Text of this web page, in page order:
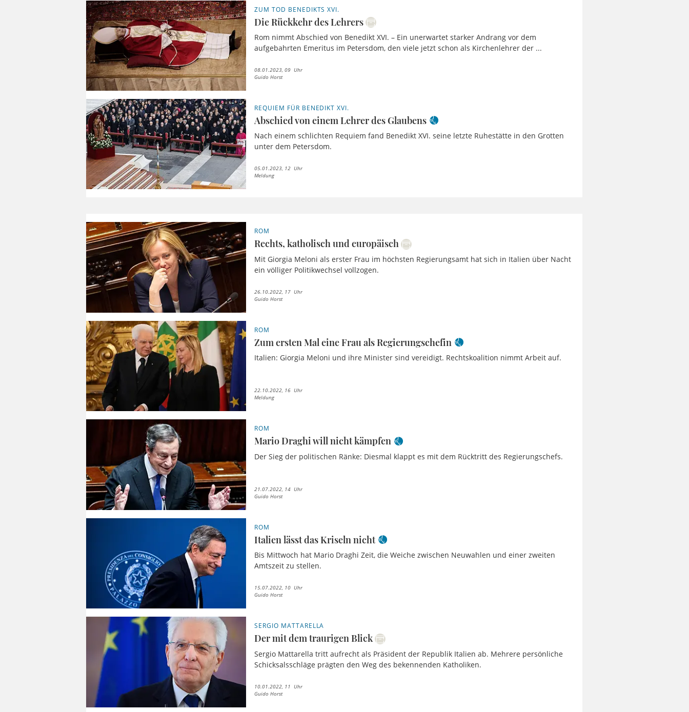
ZUM TOD BENEDIKTS XVI.
Die Rückkehr des Lehrers
Rom nimmt Abschied von Benedikt XVI. – Ein unerwartet starker Andrang vor dem
aufgebahrten Emeritus im Petersdom, den viele jetzt schon als Kirchenlehrer der ...
08.01.2023, 09 Uhr
Guido Horst
REQUIEM FÜR BENEDIKT XVI.
Abschied von einem Lehrer des Glaubens
Nach einem schlichten Requiem fand Benedikt XVI. seine letzte Ruhestätte in den Grotten
unter dem Petersdom.
05.01.2023, 12 Uhr
Meldung
ROM
Rechts, katholisch und europäisch
Mit Giorgia Meloni als erster Frau im höchsten Regierungsamt hat sich in Italien über Nacht
ein völliger Politikwechsel vollzogen.
26.10.2022, 17 Uhr
Guido Horst
ROM
Zum ersten Mal eine Frau als Regierungschefin
Italien: Giorgia Meloni und ihre Minister sind vereidigt. Rechtskoalition nimmt Arbeit auf.
22.10.2022, 16 Uhr
Meldung
ROM
Mario Draghi will nicht kämpfen
Der Sieg der politischen Ränke: Diesmal klappt es mit dem Rücktritt des Regierungschefs.
21.07.2022, 14 Uhr
Guido Horst
ROM
Italien lässt das Kriseln nicht
Bis Mittwoch hat Mario Draghi Zeit, die Weiche zwischen Neuwahlen und einer zweiten
Amtszeit zu stellen.
15.07.2022, 10 Uhr
Guido Horst
SERGIO MATTARELLA
Der mit dem traurigen Blick
Sergio Mattarella tritt aufrecht als Präsident der Republik Italien ab. Mehrere persönliche
Schicksalsschläge prägten den Weg des bekennenden Katholiken.
10.01.2022, 11 Uhr
Guido Horst